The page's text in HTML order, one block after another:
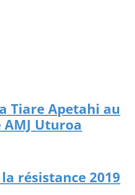
Tiare Apetahi au
AMJ Uturoa
résistance 2019